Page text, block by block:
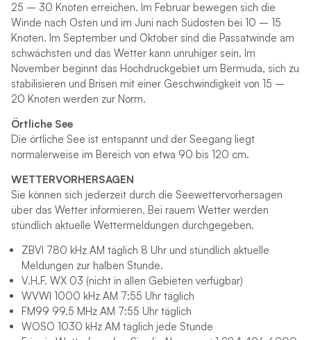
25 – 30 Knoten erreichen. Im Februar bewegen sich die
Winde nach Osten und im Juni nach Südosten bei 10 – 15
Knoten. Im September und Oktober sind die Passatwinde am
schwächsten und das Wetter kann unruhiger sein. Im
November beginnt das Hochdruckgebiet um Bermuda, sich zu
stabilisieren und Brisen mit einer Geschwindigkeit von 15 –
20 Knoten werden zur Norm.
Örtliche See
Die örtliche See ist entspannt und der Seegang liegt
normalerweise im Bereich von etwa 90 bis 120 cm.
WETTERVORHERSAGEN
Sie können sich jederzeit durch die Seewettervorhersagen
über das Wetter informieren. Bei rauem Wetter werden
stündlich aktuelle Wettermeldungen durchgegeben.
ZBVI 780 kHz AM täglich 8 Uhr und stündlich aktuelle
Meldungen zur halben Stunde.
V.H.F. WX 03 (nicht in allen Gebieten verfügbar)
WVWI 1000 kHz AM 7:55 Uhr täglich
FM99 99.5 MHz AM 7:55 Uhr täglich
WOSO 1030 kHz AM täglich jede Stunde